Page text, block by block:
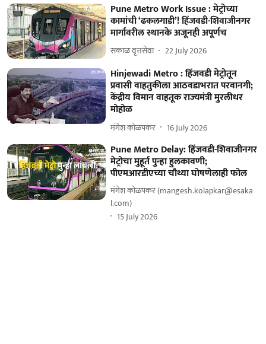
Pune Metro Work Issue : मेट्रोच्या
कामांची ‘ढकलगाडी’! हिंजवडी-शिवाजीनगर
मार्गावरील स्थानके अजूनही अपूर्णच
सकाळ वृत्तसेवा 22 July 2026
Hinjewadi Metro : हिंजवडी मेट्रोतून
प्रवासी वाहतुकीला आठवडाभरात परवानगी;
केंद्रीय विमान वाहतूक राज्यमंत्री मुरलीधर
मोहोळ
मंगेश कोळपकर 16 July 2026
Pune Metro Delay: हिंजवडी-शिवाजीनगर
मेट्रोचा मुहूर्त पुन्हा हुलकावणी;
पीएमआरडीएच्या चौथ्या घोषणेलाही फोल
मंगेश कोळपकर (mangesh.kolapkar@esaka
l.com)
15 July 2026